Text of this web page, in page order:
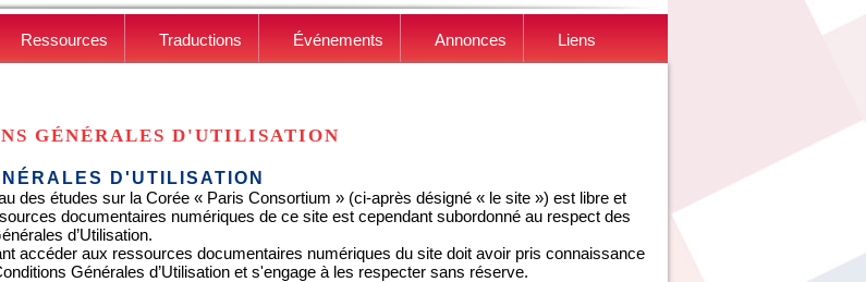
Ressources Traductions Événements Annonces Liens
GÉNÉRALES D'UTILISATION
D'UTILISATION
des études sur la Corée « Paris Consortium » (ci-après désigné « le site ») est libre et
documentaires numériques de ce site est cependant subordonné au respect des
d’Utilisation.
accéder aux ressources documentaires numériques du site doit avoir pris connaissance
Générales d’Utilisation et s'engage à les respecter sans réserve.